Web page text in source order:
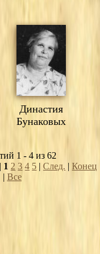
Династия
Бунаковых
1 - 4 из 62
1 2 3 4 5 |След. |Конец
| Все